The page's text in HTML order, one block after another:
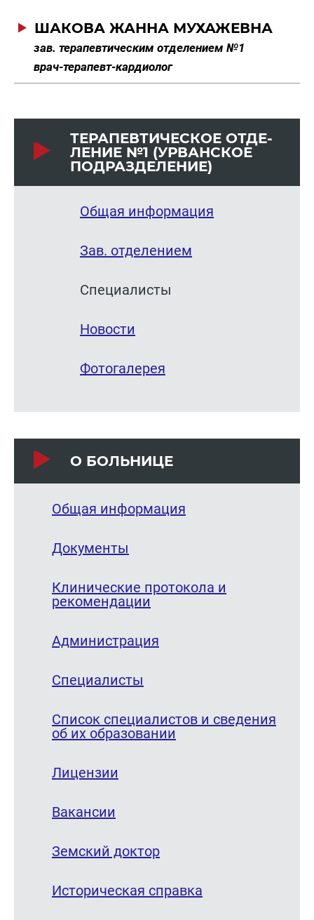
ШАКОВА ЖАННА МУХАЖЕВНА
зав. терапевтическим отделением №1
врач-терапевт-кардиолог
ТЕ­РА­ПЕВ­ТИ­ЧЕ­СКОЕ ОТ­ДЕ­
ЛЕ­НИЕ №1 (УРВАН­СКОЕ
ПОД­РАЗ­ДЕ­ЛЕ­НИЕ)
Общая информация
Зав. отделением
Специалисты
Новости
Фотогалерея
О БОЛЬНИЦЕ
Общая информация
Документы
Клинические протокола и
рекомендации
Администрация
Специалисты
Список специалистов и сведения
об их образовании
Лицензии
Вакансии
Земский доктор
Историческая справка